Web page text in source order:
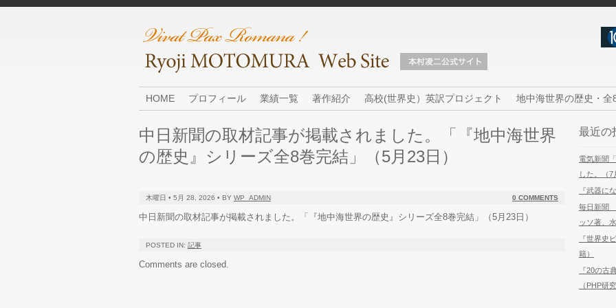
HOME プロフィール 業績一覧 著作紹介 高校(世界史）英訳プロジェクト 地中海世界の歴史・全
中日新聞の取材記事が掲載されました。「『地中海世界
の歴史』シリーズ全8巻完結」（5月23日）
0 COMMENTS
木曜日 • 5月 28, 2026 • BY WP_ADMIN
中日新聞の取材記事が掲載されました。「『地中海世界の歴史』シリーズ全8巻完結」（5月23日）
POSTED IN: 記事
Comments are closed.
最近の
電気新聞
した。（7
『武器に
毎日新聞
ッソ著、
『世界史
籍）
『20の古
（PHP研